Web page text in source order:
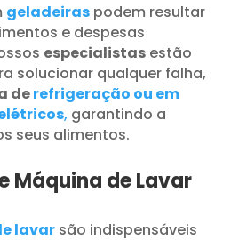
geladeiraspodem resultar
e despesas
especialistasestão
solucionar qualquer falha,
derefrigeração ou em
, garantindo a
seus alimentos.
Máquina de Lavar
lavar são indispensáveis